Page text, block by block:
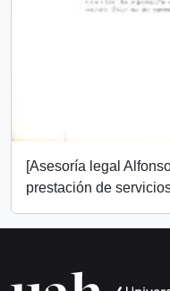
[Asesoría legal
prestación de